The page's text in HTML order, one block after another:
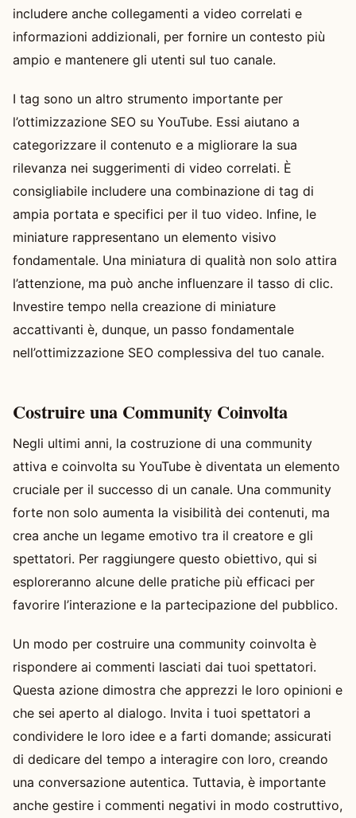
includere anche collegamenti a video correlati e
informazioni addizionali, per fornire un contesto più
ampio e mantenere gli utenti sul tuo canale.
I tag sono un altro strumento importante per
l’ottimizzazione SEO su YouTube. Essi aiutano a
categorizzare il contenuto e a migliorare la sua
rilevanza nei suggerimenti di video correlati. È
consigliabile includere una combinazione di tag di
ampia portata e specifici per il tuo video. Infine, le
miniature rappresentano un elemento visivo
fondamentale. Una miniatura di qualità non solo attira
l’attenzione, ma può anche influenzare il tasso di clic.
Investire tempo nella creazione di miniature
accattivanti è, dunque, un passo fondamentale
nell’ottimizzazione SEO complessiva del tuo canale.
Costruire una Community Coinvolta
Negli ultimi anni, la costruzione di una community
attiva e coinvolta su YouTube è diventata un elemento
cruciale per il successo di un canale. Una community
forte non solo aumenta la visibilità dei contenuti, ma
crea anche un legame emotivo tra il creatore e gli
spettatori. Per raggiungere questo obiettivo, qui si
esploreranno alcune delle pratiche più efficaci per
favorire l’interazione e la partecipazione del pubblico.
Un modo per costruire una community coinvolta è
rispondere ai commenti lasciati dai tuoi spettatori.
Questa azione dimostra che apprezzi le loro opinioni e
che sei aperto al dialogo. Invita i tuoi spettatori a
condividere le loro idee e a farti domande; assicurati
di dedicare del tempo a interagire con loro, creando
una conversazione autentica. Tuttavia, è importante
anche gestire i commenti negativi in modo costruttivo,